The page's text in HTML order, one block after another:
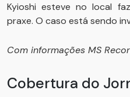
Kyioshi esteve no local
praxe. O caso está sendo
Com informações MS
Cobertura do